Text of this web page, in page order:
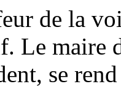
de la
Le maire
se